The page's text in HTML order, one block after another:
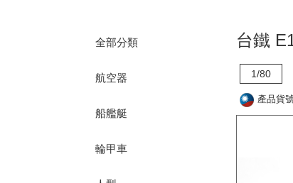
全部分類
航空器
船艦艇
輪甲車
台鐵
1/80
產品貨